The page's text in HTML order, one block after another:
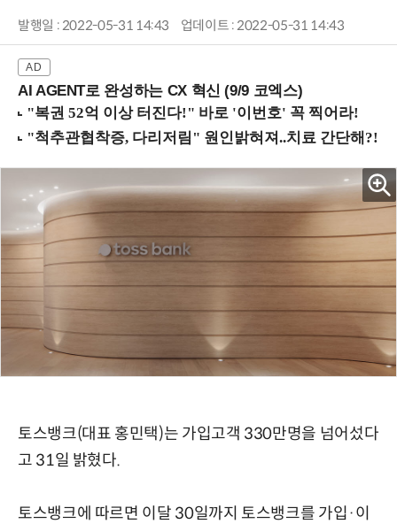
발행일 : 2022-05-31 14:43 업데이트 : 2022-05-31 14:43
AI AGENT로 완성하는 CX 혁신 (9/9 코엑스)
토스뱅크(대표 홍민택)는 가입고객 330만명을 넘어섰다
고 31일 밝혔다.
토스뱅크에 따르면 이달 30일까지 토스뱅크를 가입·이